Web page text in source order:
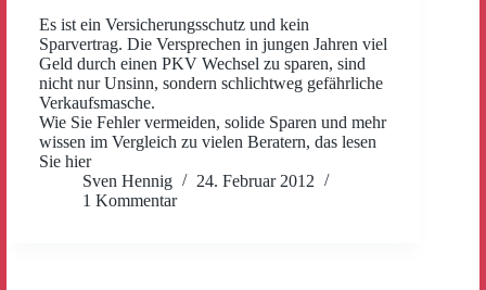
Es ist ein Versicherungsschutz und kein
Sparvertrag. Die Versprechen in jungen Jahren viel
Geld durch einen PKV Wechsel zu sparen, sind
nicht nur Unsinn, sondern schlichtweg gefährliche
Verkaufsmasche.
Wie Sie Fehler vermeiden, solide Sparen und mehr
wissen im Vergleich zu vielen Beratern, das lesen
Sie hier
Sven Hennig
24. Februar 2012
1 Kommentar